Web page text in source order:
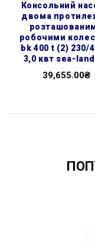
консольний насос з
двома
робочими
bk 400 t (2) 230/
3,0 квт sea-land
39,655.00₴